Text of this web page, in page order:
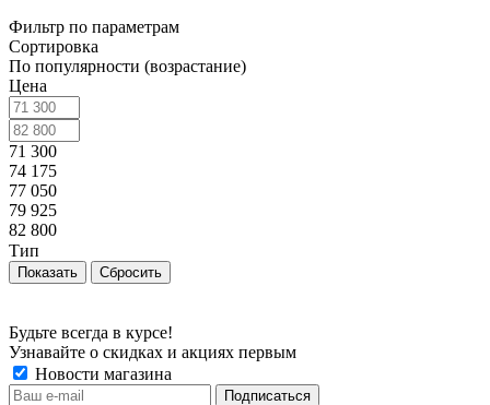
Фильтр по параметрам
Сортировка
По популярности (возрастание)
Цена
71 300
74 175
77 050
79 925
82 800
Тип
Сбросить
Будьте всегда в курсе!
Узнавайте о скидках и акциях первым
Новости магазина